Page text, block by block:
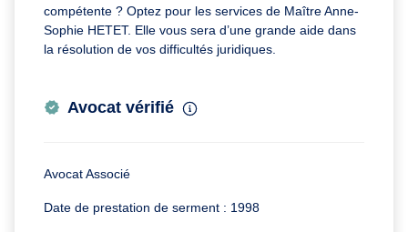
compétente ? Optez pour les services de Maître Anne-
Sophie HETET. Elle vous sera d’une grande aide dans
la résolution de vos difficultés juridiques.
Avocat vérifié
Avocat Associé
Date de prestation de serment : 1998